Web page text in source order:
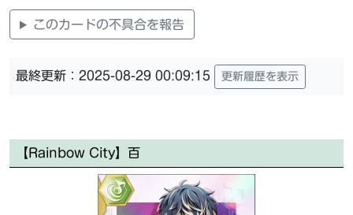
このカードの不具合を報告
最終更新：2025-08-29 00:09:15 更新履歴を表示
【Rainbow City】百